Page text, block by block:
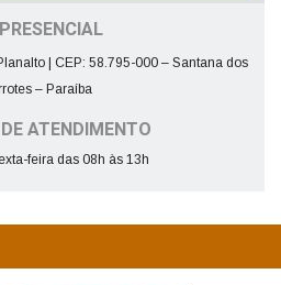
| CEP: 58.795-000 – Santana dos
– Paraíba
ATENDIMENTO
feira das 08h às 13h